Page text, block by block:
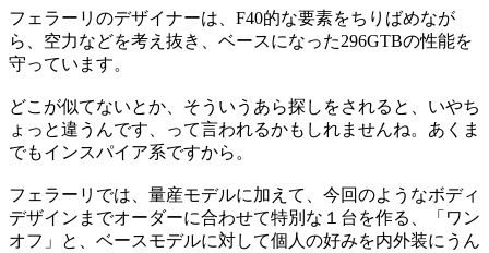
フェラーリのデザイナーは、F40的な要素をちりばめなが
ら、空力などを考え抜き、ベースになった296GTBの性能を
守っています。
どこが似てないとか、そういうあら探しをされると、いやち
ょっと違うんです、って言われるかもしれませんね。あくま
でもインスパイア系ですから。
フェラーリでは、量産モデルに加えて、今回のようなボディ
デザインまでオーダーに合わせて特別な１台を作る、「ワン
オフ」と、ベースモデルに対して個人の好みを内外装にうん